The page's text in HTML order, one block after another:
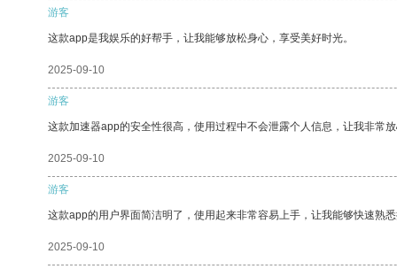
游客
这款app是我娱乐的好帮手，让我能够放松身心，享受美好时光。
2025-09-10
游客
这款加速器app的安全性很高，使用过程中不会泄露个人信息，让我非常
2025-09-10
游客
这款app的用户界面简洁明了，使用起来非常容易上手，让我能够快速熟
2025-09-10